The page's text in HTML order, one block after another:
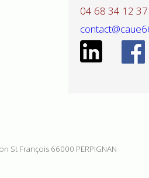
04 68 34 12 37
St François 66000 PERPIGNAN